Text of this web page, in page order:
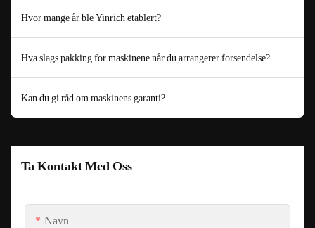
Hvor mange år ble Yinrich etablert?
Hva slags pakking for maskinene når du arrangerer forsendelse?
Kan du gi råd om maskinens garanti?
Ta Kontakt Med Oss
Navn